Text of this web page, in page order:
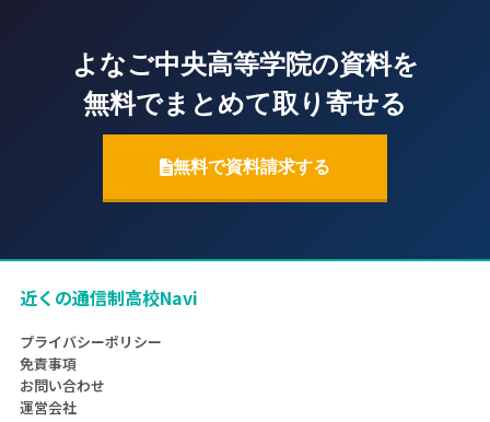
よなご中央高等学院の資料を
無料でまとめて取り寄せる
無料で資料請求する
近くの通信制高校Navi
プライバシーポリシー
免責事項
お問い合わせ
運営会社